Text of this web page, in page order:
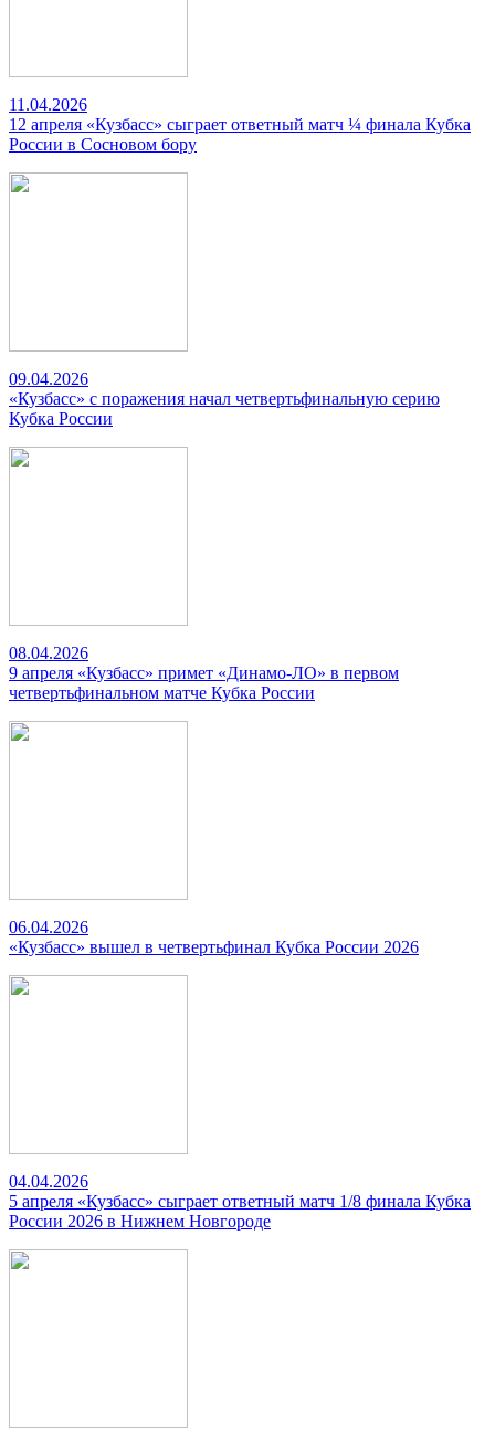
11.04.2026
12 апреля «Кузбасс» сыграет ответный матч ¼ финала Кубка
России в Сосновом бору
09.04.2026
«Кузбасс» с поражения начал четвертьфинальную серию
Кубка России
08.04.2026
9 апреля «Кузбасс» примет «Динамо-ЛО» в первом
четвертьфинальном матче Кубка России
06.04.2026
«Кузбасс» вышел в четвертьфинал Кубка России 2026
04.04.2026
5 апреля «Кузбасс» сыграет ответный матч 1/8 финала Кубка
России 2026 в Нижнем Новгороде